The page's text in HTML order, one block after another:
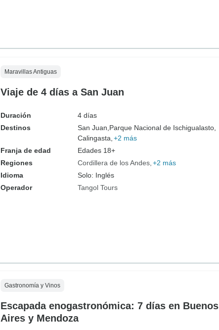
Maravillas Antiguas
Viaje de 4 días a San Juan
Duración
4 días
Destinos
San Juan, Parque Nacional de Ischigualasto,
Calingasta, +2 más
Franja de edad
Edades 18+
Regiones
Cordillera de los Andes +2 más
Idioma
Solo: Inglés
Operador
Tangol Tours
Gastronomía y Vinos
Escapada enogastronómica: 7 días en Buenos
Aires y Mendoza